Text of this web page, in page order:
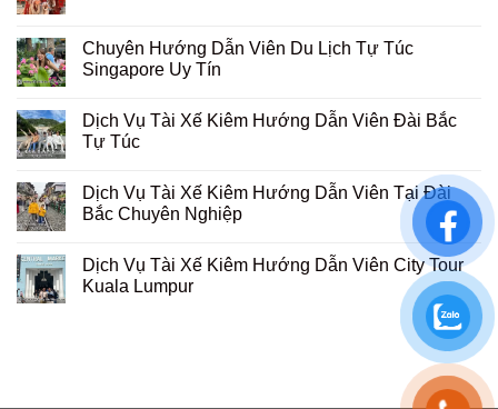
Chuyên Hướng Dẫn Viên Du Lịch Tự Túc
Singapore Uy Tín
Dịch Vụ Tài Xế Kiêm Hướng Dẫn Viên Đài Bắc
Tự Túc
Dịch Vụ Tài Xế Kiêm Hướng Dẫn Viên Tại Đài
Bắc Chuyên Nghiệp
Dịch Vụ Tài Xế Kiêm Hướng Dẫn Viên City Tour
Kuala Lumpur